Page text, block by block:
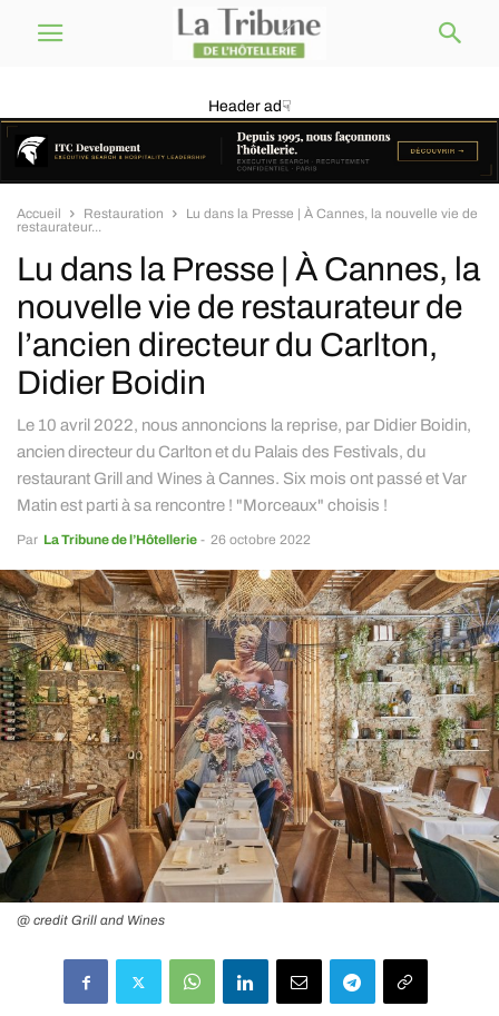
Header ad☟
Accueil Restauration
Lu dans la Presse | À Cannes, la nouvelle vie de
restaurateur...
Lu dans la Presse | À Cannes, la
nouvelle vie de restaurateur de
l’ancien directeur du Carlton,
Didier Boidin
Le 10 avril 2022, nous annoncions la reprise, par Didier Boidin,
ancien directeur du Carlton et du Palais des Festivals, du
restaurant Grill and Wines à Cannes. Six mois ont passé et Var
Matin est parti à sa rencontre ! "Morceaux" choisis !
Par La Tribune de l’Hôtellerie - 26 octobre 2022
@ credit Grill and Wines